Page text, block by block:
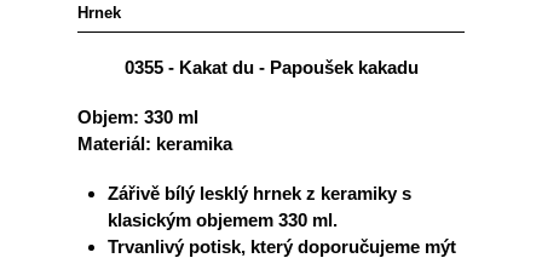
Hrnek
0355 - Kakat du - Papoušek kakadu
Objem: 330 ml
Materiál: keramika
Zářivě bílý lesklý hrnek z keramiky s
klasickým objemem 330 ml.
Trvanlivý potisk, který doporučujeme mýt